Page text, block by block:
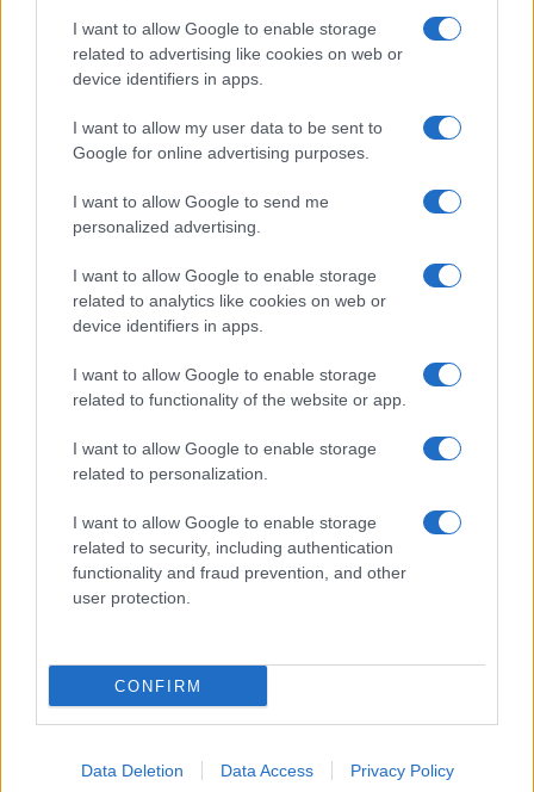
I want to allow Google to enable storage
related to advertising like cookies on web or
device identifiers in apps.
I want to allow my user data to be sent to
Google for online advertising purposes.
I want to allow Google to send me
personalized advertising.
I want to allow Google to enable storage
related to analytics like cookies on web or
device identifiers in apps.
I want to allow Google to enable storage
related to functionality of the website or app.
I want to allow Google to enable storage
related to personalization.
I want to allow Google to enable storage
related to security, including authentication
functionality and fraud prevention, and other
user protection.
CONFIRM
Data Deletion Data Access Privacy Policy